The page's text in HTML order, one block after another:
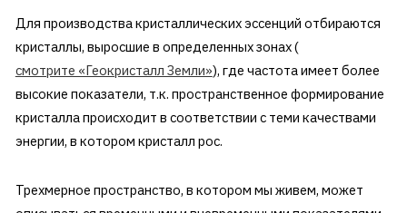
Для производства кристаллических эссенций отбираются
кристаллы, выросшие в определенных зонах (
смотрите «Геокристалл Земли»), где частота имеет более
высокие показатели, т.к. пространственное формирование
кристалла происходит в соответствии с теми качествами
энергии, в котором кристалл рос.
Трехмерное пространство, в котором мы живем, может